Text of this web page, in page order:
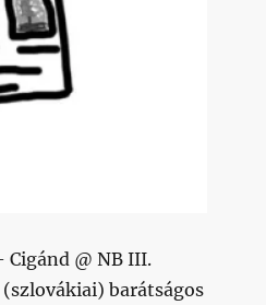
Cigánd @ NB III.
(szlovákiai) barátságos